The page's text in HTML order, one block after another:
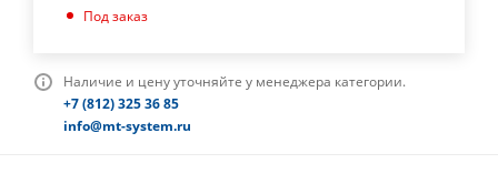
Под заказ
Наличие и цену уточняйте у менеджера категории.
+7 (812) 325 36 85
info@mt-system.ru